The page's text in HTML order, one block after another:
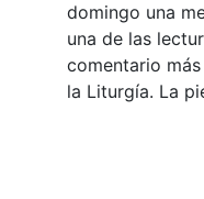
domingo una
una de las
comentario
la Liturgía. La